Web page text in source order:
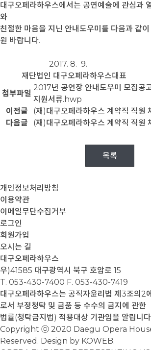
대구오페라하우스에서는 공연예술에 관심과
와
친절한 마음을 지닌 안내도우미를 다음과 같이
원 바랍니다.
2017. 8. 9.
재단법인 대구오페라하우스대표
첨부파일
2017년 공연장 안내도우미 모집공
지원서류.hwp
이전글
(재)대구오페라하우스 계약직 직원
다음글
(재)대구오페라하우스 계약직 직원
목록
개인정보처리방침
이용약관
이메일무단수집거부
로그인
회원가입
오시는 길
대구오페라하우스
우)41585 대구광역시 북구 호암로 15
T. 053-430-7400 F. 053-430-7419
대구오페라하우스는 공직자윤리법 제3조의2
로서 부정청탁 및 금품 등 수수의 금지에 관한
법률(청탁금지법) 적용대상 기관임을 알립니
Copyright ⓒ 2020 Daegu Opera
Reserved. Design by KOWEB.